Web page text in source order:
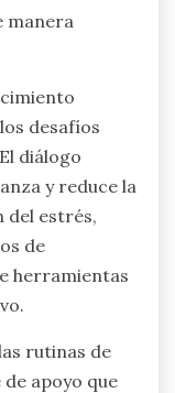
manera
desafíos
diálogo
y reduce la
del estrés,
de
herramientas
rutinas de
apoyo que